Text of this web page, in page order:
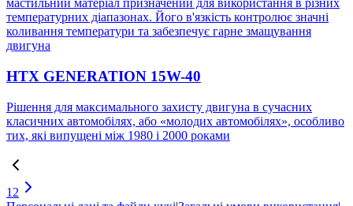
мастильний матеріал призначений для використання в різних
температурних діапазонах. Його в'язкість контролює значні
коливання температури та забезпечує гарне змащування
двигуна
HTX GENERATION 15W-40
Рішення для максимального захисту двигуна в сучасних
класичних автомобілях, або «молодих автомобілях», особливо
тих, які випущені між 1980 і 2000 роками
1 2